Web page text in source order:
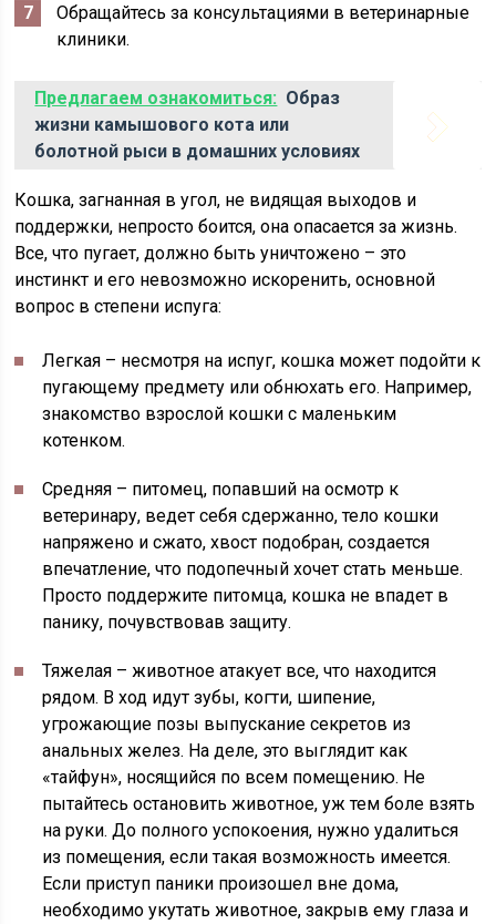
Обращайтесь за консультациями в ветеринарные
клиники.
Предлагаем ознакомиться: Образ
жизни камышового кота или
болотной рыси в домашних условиях
Кошка, загнанная в угол, не видящая выходов и
поддержки, непросто боится, она опасается за жизнь.
Все, что пугает, должно быть уничтожено – это
инстинкт и его невозможно искоренить, основной
вопрос в степени испуга:
Легкая – несмотря на испуг, кошка может подойти к
пугающему предмету или обнюхать его. Например,
знакомство взрослой кошки с маленьким
котенком.
Средняя – питомец, попавший на осмотр к
ветеринару, ведет себя сдержанно, тело кошки
напряжено и сжато, хвост подобран, создается
впечатление, что подопечный хочет стать меньше.
Просто поддержите питомца, кошка не впадет в
панику, почувствовав защиту.
Тяжелая – животное атакует все, что находится
рядом. В ход идут зубы, когти, шипение,
угрожающие позы выпускание секретов из
анальных желез. На деле, это выглядит как
«тайфун», носящийся по всем помещению. Не
пытайтесь остановить животное, уж тем боле взять
на руки. До полного успокоения, нужно удалиться
из помещения, если такая возможность имеется.
Если приступ паники произошел вне дома,
необходимо укутать животное, закрыв ему глаза и